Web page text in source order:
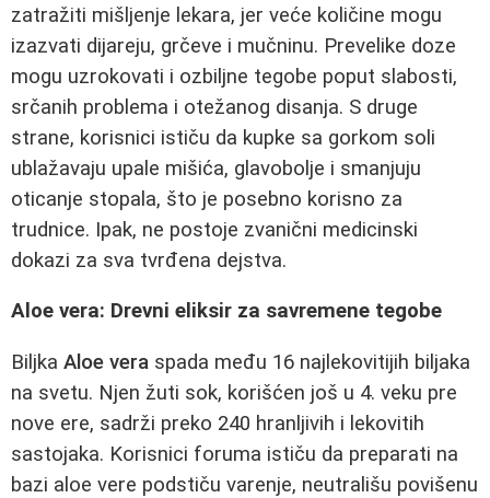
zatražiti mišljenje lekara, jer veće količine mogu
izazvati dijareju, grčeve i mučninu. Prevelike doze
mogu uzrokovati i ozbiljne tegobe poput slabosti,
srčanih problema i otežanog disanja. S druge
strane, korisnici ističu da kupke sa gorkom soli
ublažavaju upale mišića, glavobolje i smanjuju
oticanje stopala, što je posebno korisno za
trudnice. Ipak, ne postoje zvanični medicinski
dokazi za sva tvrđena dejstva.
Aloe vera: Drevni eliksir za savremene tegobe
Biljka Aloe vera spada među 16 najlekovitijih biljaka
na svetu. Njen žuti sok, korišćen još u 4. veku pre
nove ere, sadrži preko 240 hranljivih i lekovitih
sastojaka. Korisnici foruma ističu da preparati na
bazi aloe vere podstiču varenje, neutrališu povišenu